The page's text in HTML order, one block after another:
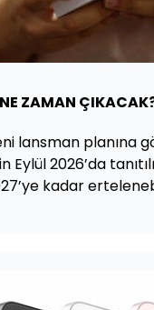
ZAMAN
lansman planına
Eylül 2026’da
kadar